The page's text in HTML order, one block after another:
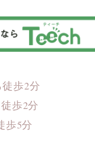
徒歩2分
歩2分
歩5分